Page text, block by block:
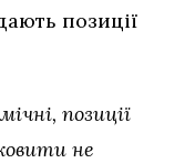
позиції
позиції
не